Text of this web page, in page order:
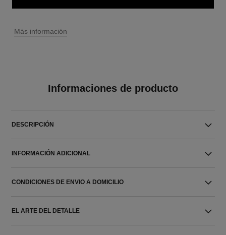
↩
Más información
Informaciones de producto
DESCRIPCIÓN
INFORMACIÓN ADICIONAL
CONDICIONES DE ENVIO A DOMICILIO
EL ARTE DEL DETALLE